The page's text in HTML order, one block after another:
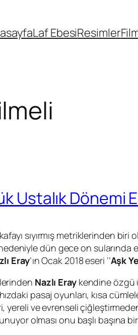
Laf EbesiResimler
Ustalık Dönemi
sıyırmış metriklerinden biri
dün gece on
Eray’ın Ocak 2018 eseri ‘’Aşk
Nazlı Eraykendine özgü
pasaj oyunları, kısa
ve evrenseli
olması onu başlı başına bir